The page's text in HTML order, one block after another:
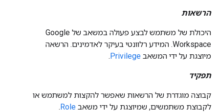
הרשאות
היכולת של משתמש לבצע פעולה במשאב של Google
Workspace. המידע רלוונטי בעיקר לאדמינים. הרשאה
מיוצגת על ידי המשאב Privilege
.
תפקיד
קבוצה מוגדרת של הרשאות שאפשר להקצות למשתמש או
לקבוצת משתמשים, שמיוצגת על ידי משאב Role
.